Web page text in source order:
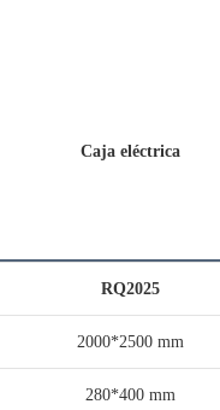
Caja eléctrica
RQ2025
2000*2500 mm
280*400 mm